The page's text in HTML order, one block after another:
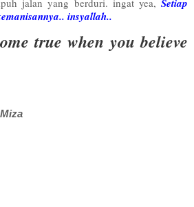
jalan yang berduri. ingat yea,Setiap
insyallah..
true when you believe